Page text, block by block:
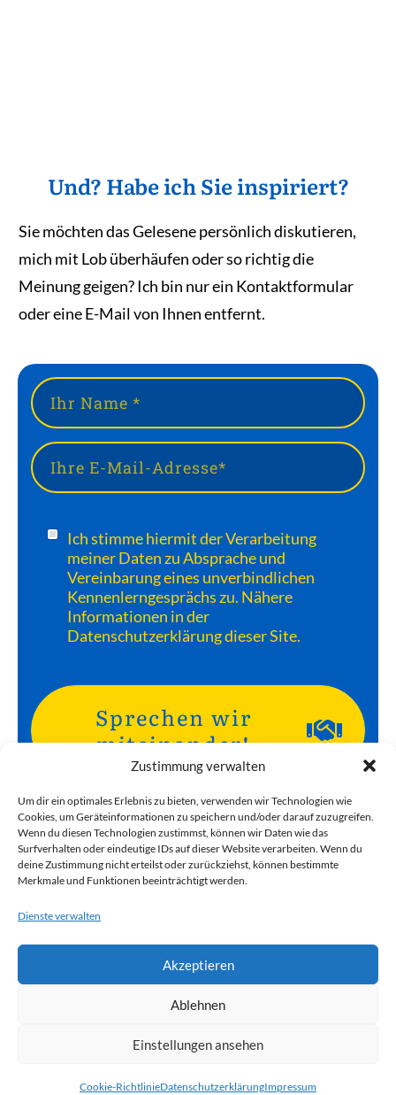
Zustimmung verwalten
Um dir ein optimales Erlebnis zu bieten, verwenden wir Technologien wie
Cookies, um Geräteinformationen zu speichern und/oder darauf zuzugreifen.
Wenn du diesen Technologien zustimmst, können wir Daten wie das
Surfverhalten oder eindeutige IDs auf dieser Website verarbeiten. Wenn du
deine Zustimmung nicht erteilst oder zurückziehst, können bestimmte
Merkmale und Funktionen beeinträchtigt werden.
Dienste verwalten
Akzeptieren
Ablehnen
Einstellungen ansehen
Cookie-RichtlinieDatenschutzerklärungImpressum
Und? Habe ich Sie inspiriert?
Sie möchten das Gelesene persönlich diskutieren,
mich mit Lob überhäufen oder so richtig die
Meinung geigen? Ich bin nur ein Kontaktformular
oder eine E-Mail von Ihnen entfernt.
Ich stimme hiermit der Verarbeitung
meiner Daten zu Absprache und
Vereinbarung eines unverbindlichen
Kennenlerngesprächs zu. Nähere
Informationen in der
Datenschutzerklärung dieser Site.
Sprechen wir
miteinander!
Kein Fan von Formularen? Dann schreiben
Sie mir einfach eine E-Mail:helmut@helmut-
barz.com
Copyright2025 by Helmut Barz. Alle Rechte vorbehalten.